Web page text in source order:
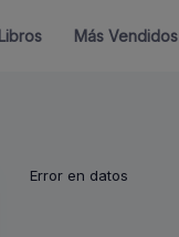
Libros Más Vendidos
Error en datos